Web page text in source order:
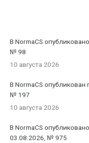
В NormaCS
№ 98
10 августа 2026
В NormaCS опубликован
№ 197
10 августа 2026
В NormaCS
03.08.2026, № 975